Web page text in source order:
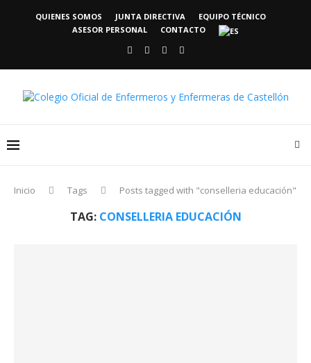
QUIENES SOMOS JUNTA DIRECTIVA
EQUIPO TÉCNICO
ASESOR PERSONAL
CONTACTO
Inicio Tags Posts tagged with "conselleria educación"
TAG: CONSELLERIA EDUCACIÓN